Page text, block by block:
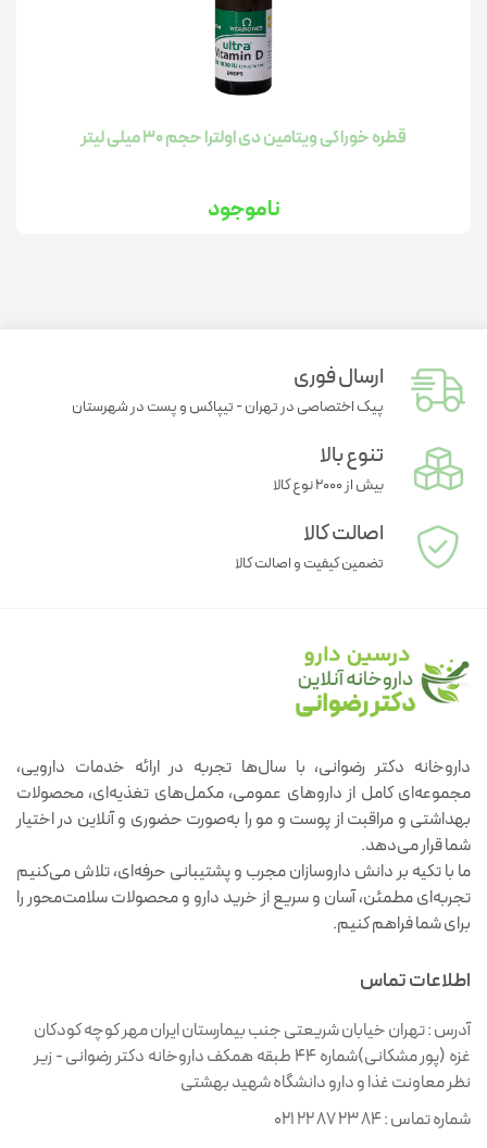
قطره خوراکی ویتامین دی اولترا حجم 30 میلی لیتر
ناموجود
ارسال فوری
پیک اختصاصی در تهران - تیپاکس و پست در شهرستان
تنوع بالا
بیش از ۲۰۰۰ نوع کالا
اصالت کالا
تضمین کیفیت و اصالت کالا
داروخانه دکتر رضوانی، با سال‌ها تجربه در ارائه خدمات دارویی،
مجموعه‌ای کامل از داروهای عمومی، مکمل‌های تغذیه‌ای، محصولات
بهداشتی و مراقبت از پوست و مو را به‌صورت حضوری و آنلاین در اختیار
شما قرار می‌دهد.
ما با تکیه بر دانش داروسازان مجرب و پشتیبانی حرفه‌ای، تلاش می‌کنیم
تجربه‌ای مطمئن، آسان و سریع از خرید دارو و محصولات سلامت‌محور را
برای شما فراهم کنیم.
اطلاعات تماس
آدرس :تهران خیابان شریعتی جنب بیمارستان ایران مهر کوچه کودکان
غزه (پور مشکانی)شماره ۴۴ طبقه همکف داروخانه دکتر رضوانی - زیر
نظر معاونت غذا و دارو دانشگاه شهید بهشتی
شماره تماس :021 22 87 23 84